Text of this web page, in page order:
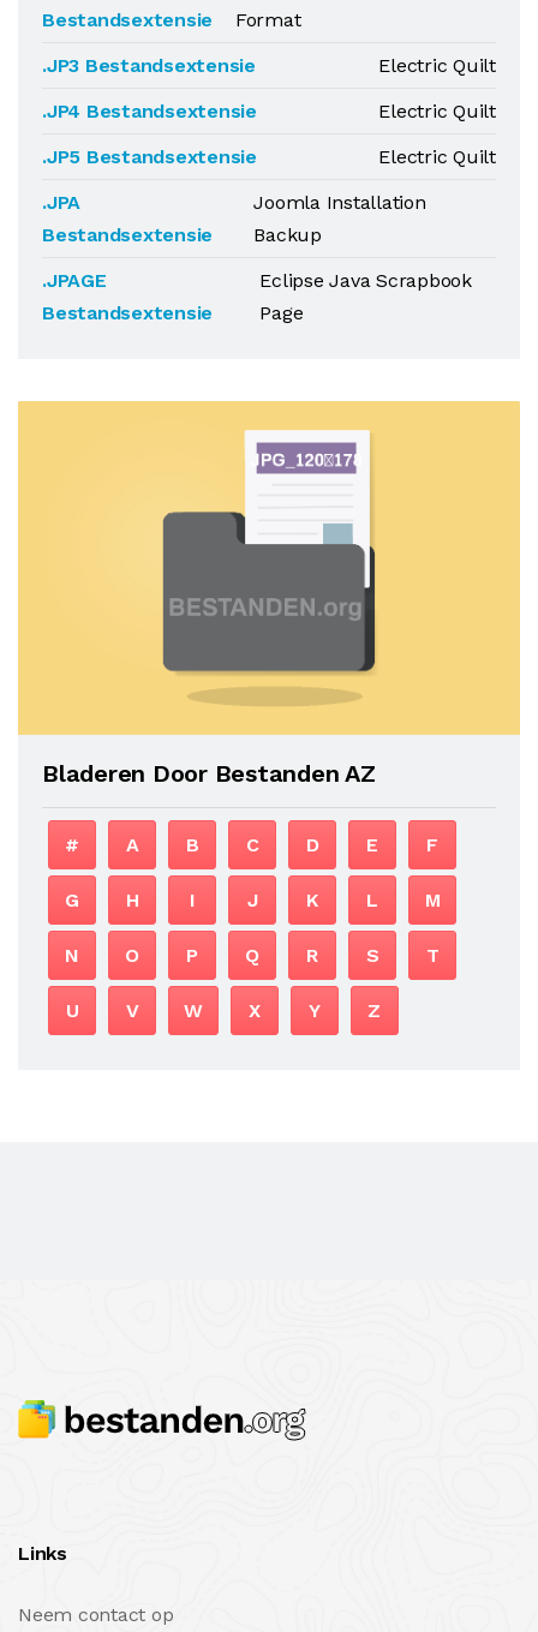
Bestandsextensie
Format
.JP3 Bestandsextensie
Electric Quilt
.JP4 Bestandsextensie
Electric Quilt
.JP5 Bestandsextensie
Electric Quilt
.JPA
Bestandsextensie
Joomla Installation
Backup
.JPAGE
Bestandsextensie
Eclipse Java Scrapbook
Page
Bladeren Door Bestanden AZ
# A B C D E F
G H I J K L M
N O P Q R S T
U V W X Y Z
Links
Neem contact op